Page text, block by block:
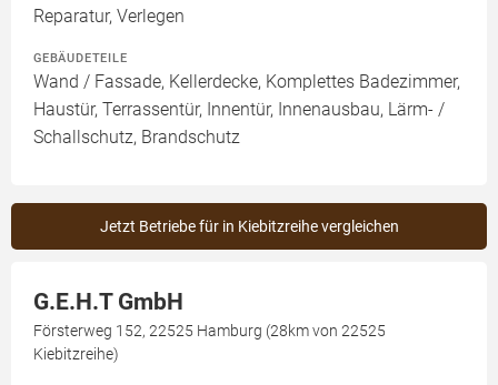
Reparatur, Verlegen
GEBÄUDETEILE
Wand / Fassade, Kellerdecke, Komplettes Badezimmer,
Haustür, Terrassentür, Innentür, Innenausbau, Lärm- /
Schallschutz, Brandschutz
Jetzt Betriebe für in Kiebitzreihe vergleichen
G.E.H.T GmbH
Försterweg 152, 22525 Hamburg (28km von 22525
Kiebitzreihe)